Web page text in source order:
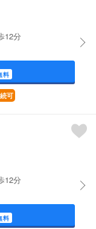
12分
料
可
12分
料